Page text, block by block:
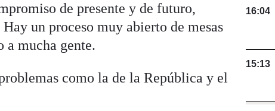
de presente y de futuro,
un proceso muy abierto de mesas
a mucha gente.
como la de la República y el
16:04
15:13